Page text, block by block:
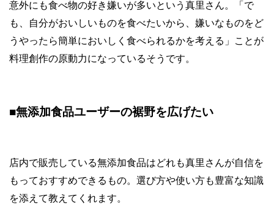
意外にも食べ物の好き嫌いが多いという真里さん。「で
も、自分がおいしいものを食べたいから、嫌いなものをど
うやったら簡単においしく食べられるかを考える」ことが
料理創作の原動力になっているそうです。
■無添加食品ユーザーの裾野を広げたい
店内で販売している無添加食品はどれも真里さんが自信を
もっておすすめできるもの。選び方や使い方も豊富な知識
を添えて教えてくれます。